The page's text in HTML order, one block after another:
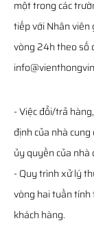
một trong các
tiếp với Nhân viên
vòng 24h theo
- Việc đổi/trả
định của nhà
ủy quyền của nhà
- Quy trình xử lý
vòng hai tuần
khách hàng.